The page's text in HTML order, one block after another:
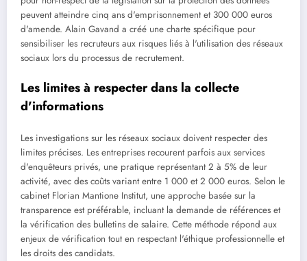
peuvent atteindre cinq ans d'emprisonnement et 300 000 euros
d'amende. Alain Gavand a créé une charte spécifique pour
sensibiliser les recruteurs aux risques liés à l'utilisation des réseaux
sociaux lors du processus de recrutement.
Les limites à respecter dans la collecte
d'informations
Les investigations sur les réseaux sociaux doivent respecter des
limites précises. Les entreprises recourent parfois aux services
d'enquêteurs privés, une pratique représentant 2 à 5% de leur
activité, avec des coûts variant entre 1 000 et 2 000 euros. Selon le
cabinet Florian Mantione Institut, une approche basée sur la
transparence est préférable, incluant la demande de références et
la vérification des bulletins de salaire. Cette méthode répond aux
enjeux de vérification tout en respectant l'éthique professionnelle et
les droits des candidats.